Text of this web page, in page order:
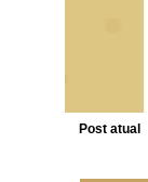
Post atual